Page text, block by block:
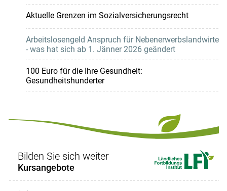
Aktuelle Grenzen im Sozialversicherungsrecht
Arbeitslosengeld Anspruch für Nebenerwerbslandwirte
- was hat sich ab 1. Jänner 2026 geändert
100 Euro für die Ihre Gesundheit:
Gesundheitshunderter
Bilden Sie sich weiter
Kursangebote